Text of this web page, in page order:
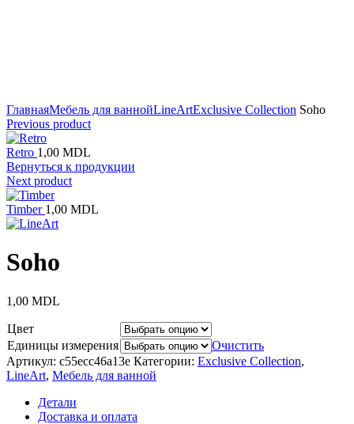
ГлавнаяМебель для ваннойLineArtExclusive Collection Soho
Previous product
Retro 1,00 MDL
Вернуться к продукции
Next product
Timber 1,00 MDL
Soho
1,00 MDL
Цвет
Единицы измерения
Очистить
Артикул: c55ecc46a13e Категории: Exclusive Collection,
LineArt, Мебель для ванной
Детали
Доставка и оплата